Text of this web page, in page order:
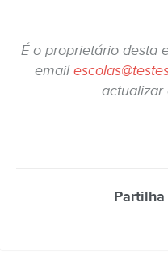
É o proprietário desta
email
actualizar